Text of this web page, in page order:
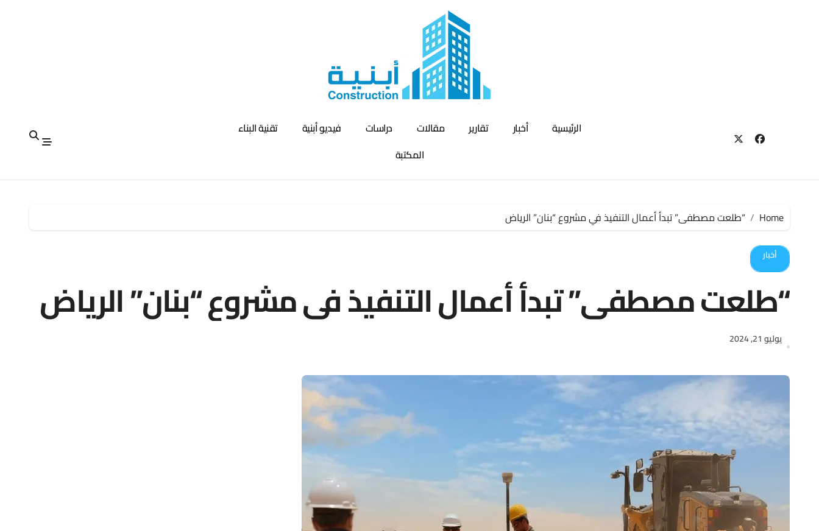
الرئيسية أخبار تقارير مقالات دراسات فيديو أبنية
تقنية البناء
المكتبة
Home “طلعت مصطفى” تبدأ أعمال التنفيذ في مشروع “بنان” الرياض
أخبار
“طلعت مصطفى” تبدأ أعمال التنفيذ في مشروع “بنان” الرياض
يوليو 21, 2024